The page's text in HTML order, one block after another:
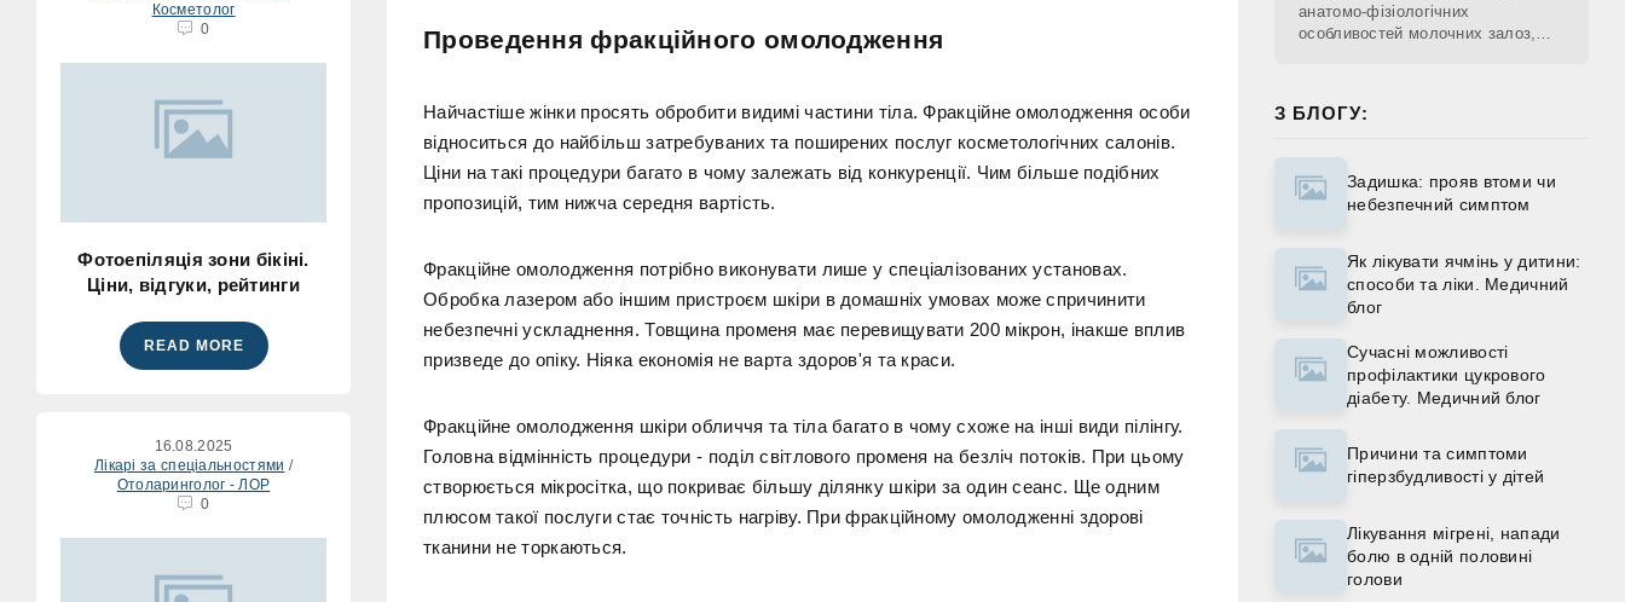
Косметолог
0
Фотоепіляція зони бікіні.
Ціни, відгуки, рейтинги
READ MORE
16.08.2025
Лікарі за спеціальностями /
Отоларинголог - ЛОР
0
Проведення фракційного омолодження
Найчастіше жінки просять обробити видимі частини тіла. Фракційне омолодження особи
відноситься до найбільш затребуваних та поширених послуг косметологічних салонів.
Ціни на такі процедури багато в чому залежать від конкуренції. Чим більше подібних
пропозицій, тим нижча середня вартість.
Фракційне омолодження потрібно виконувати лише у спеціалізованих установах.
Обробка лазером або іншим пристроєм шкіри в домашніх умовах може спричинити
небезпечні ускладнення. Товщина променя має перевищувати 200 мікрон, інакше вплив
призведе до опіку. Ніяка економія не варта здоров'я та краси.
Фракційне омолодження шкіри обличчя та тіла багато в чому схоже на інші види пілінгу.
Головна відмінність процедури - поділ світлового променя на безліч потоків. При цьому
створюється мікросітка, що покриває більшу ділянку шкіри за один сеанс. Ще одним
плюсом такої послуги стає точність нагріву. При фракційному омолодженні здорові
тканини не торкаються.
анатомо-фізіологічних
особливостей молочних залоз,
З БЛОГУ:
Задишка: прояв втоми чи
небезпечний симптом
Як лікувати ячмінь у дитини:
способи та ліки. Медичний
блог
Сучасні можливості
профілактики цукрового
діабету. Медичний блог
Причини та симптоми
гіперзбудливості у дітей
Лікування мігрені, напади
болю в одній половині
голови